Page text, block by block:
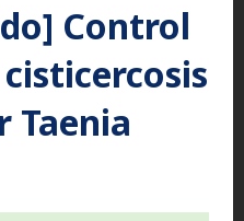
Control
Taenia